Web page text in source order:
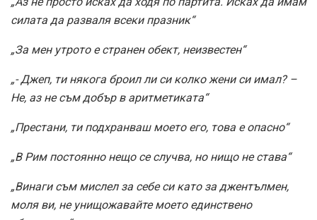
силата да разваля всеки празник“
„За мен утрото е странен обект, неизвестен“
„- Джеп, ти някога броил ли си колко жени си имал? –
Не, аз не съм добър в аритметиката“
„Престани, ти подхранваш моето его, това е опасно“
„В Рим постоянно нещо се случва, но нищо не става“
„Винаги съм мислел за себе си като за джентълмен,
моля ви, не унищожавайте моето единствено